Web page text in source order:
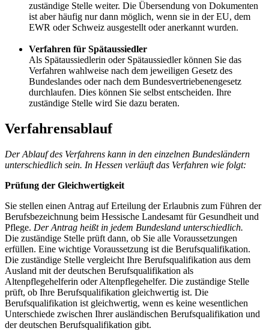
zuständige Stelle weiter. Die Übersendung von Dokumenten
ist aber häufig nur dann möglich, wenn sie in der EU, dem
EWR oder Schweiz ausgestellt oder anerkannt wurden.
Verfahren für Spätaussiedler
Als Spätaussiedlerin oder Spätaussiedler können Sie das
Verfahren wahlweise nach dem jeweiligen Gesetz des
Bundeslandes oder nach dem Bundesvertriebenengesetz
durchlaufen. Dies können Sie selbst entscheiden. Ihre
zuständige Stelle wird Sie dazu beraten.
Verfahrensablauf
Der Ablauf des Verfahrens kann in den einzelnen Bundesländern
unterschiedlich sein. In Hessen verläuft das Verfahren wie folgt:
Prüfung der Gleichwertigkeit
Sie stellen einen Antrag auf Erteilung der Erlaubnis zum Führen der
Berufsbezeichnung beim Hessische Landesamt für Gesundheit und
Pflege. Der Antrag heißt in jedem Bundesland unterschiedlich.
Die zuständige Stelle prüft dann, ob Sie alle Voraussetzungen
erfüllen. Eine wichtige Voraussetzung ist die Berufsqualifikation.
Die zuständige Stelle vergleicht Ihre Berufsqualifikation aus dem
Ausland mit der deutschen Berufsqualifikation als
Altenpflegehelferin oder Altenpflegehelfer. Die zuständige Stelle
prüft, ob Ihre Berufsqualifikation gleichwertig ist. Die
Berufsqualifikation ist gleichwertig, wenn es keine wesentlichen
Unterschiede zwischen Ihrer ausländischen Berufsqualifikation und
der deutschen Berufsqualifikation gibt.